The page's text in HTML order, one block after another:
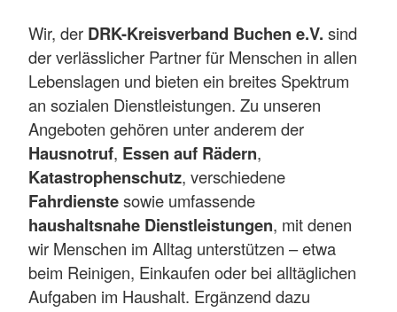
Wir, der DRK-Kreisverband Buchen e.V. sind
der verlässlicher Partner für Menschen in allen
Lebenslagen und bieten ein breites Spektrum
an sozialen Dienstleistungen. Zu unseren
Angeboten gehören unter anderem der
Hausnotruf, Essen auf Rädern,
Katastrophenschutz, verschiedene
Fahrdienstesowie umfassende
haushaltsnahe Dienstleistungen, mit denen
wir Menschen im Alltag unterstützen – etwa
beim Reinigen, Einkaufen oder bei alltäglichen
Aufgaben im Haushalt. Ergänzend dazu